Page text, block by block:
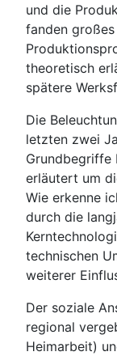
und die
fanden
theoretisch
spätere
Die
letzten zwei
Grundbegriffe
erläutert um
Wie erkenne
durch die
technischen
weiterer
Der soziale
regional
Heimarbeit)